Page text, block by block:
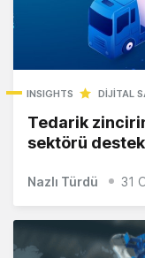
INSIGHTS DIJITAL
Tedarik
sektörü
Nazlı Türdü 31